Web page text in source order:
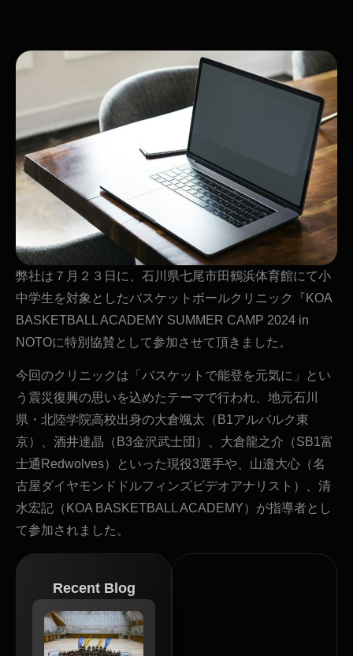
Recent Blog
弊社は７月２３日に、石川県七尾市田鶴浜体育館にて小
中学生を対象としたバスケットボールクリニック『KOA
BASKETBALL ACADEMY SUMMER CAMP 2024 in
NOTOに特別協賛として参加させて頂きました。
今回のクリニックは「バスケットで能登を元気に」とい
う震災復興の思いを込めたテーマで行われ、地元石川
県・北陸学院高校出身の大倉颯太（B1アルバルク東
京）、酒井達晶（B3金沢武士団）、大倉龍之介（SB1富
士通Redwolves）といった現役3選手や、山邉大心（名
古屋ダイヤモンドドルフィンズビデオアナリスト）、清
水宏記（KOA BASKETBALL ACADEMY）が指導者とし
て参加されました。